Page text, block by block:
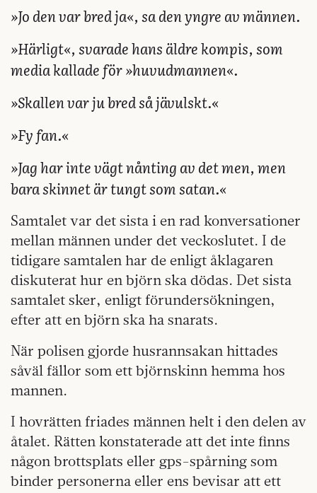
»Jo den var bred ja«, sa den yngre av männen.
»Härligt«, svarade hans äldre kompis, som
media kallade för »huvudmannen«.
»Skallen var ju bred så jävulskt.«
»Fy fan.«
»Jag har inte vägt nånting av det men, men
bara skinnet är tungt som satan.«
Samtalet var det sista i en rad konversationer
mellan männen under det veckoslutet. I de
tidigare samtalen har de enligt åklagaren
diskuterat hur en björn ska dödas. Det sista
samtalet sker, enligt förundersökningen,
efter att en björn ska ha snarats.
När polisen gjorde husrannsakan hittades
såväl fällor som ett björnskinn hemma hos
mannen.
I hovrätten friades männen helt i den delen av
åtalet. Rätten konstaterade att det inte finns
någon brottsplats eller gps-spårning som
binder personerna eller ens bevisar att ett